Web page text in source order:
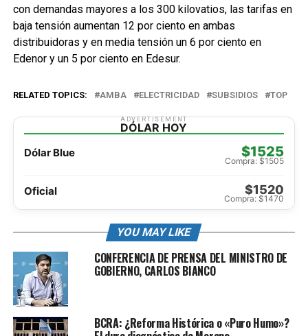
con demandas mayores a los 300 kilovatios, las tarifas en
baja tensión aumentan 12 por ciento en ambas
distribuidoras y en media tensión un 6 por ciento en
Edenor y un 5 por ciento en Edesur.
RELATED TOPICS: AMBA ELECTRICIDAD SUBSIDIOS TOP
ADVERTISEMENT
DÓLAR HOY
Dólar Blue $1525
Compra: $1505
Oficial $1520
Compra: $1470
YOU MAY LIKE
CONFERENCIA DE PRENSA DEL MINISTRO DE
GOBIERNO, CARLOS BIANCO
BCRA: ¿Reforma Histórica o «Puro Humo»?